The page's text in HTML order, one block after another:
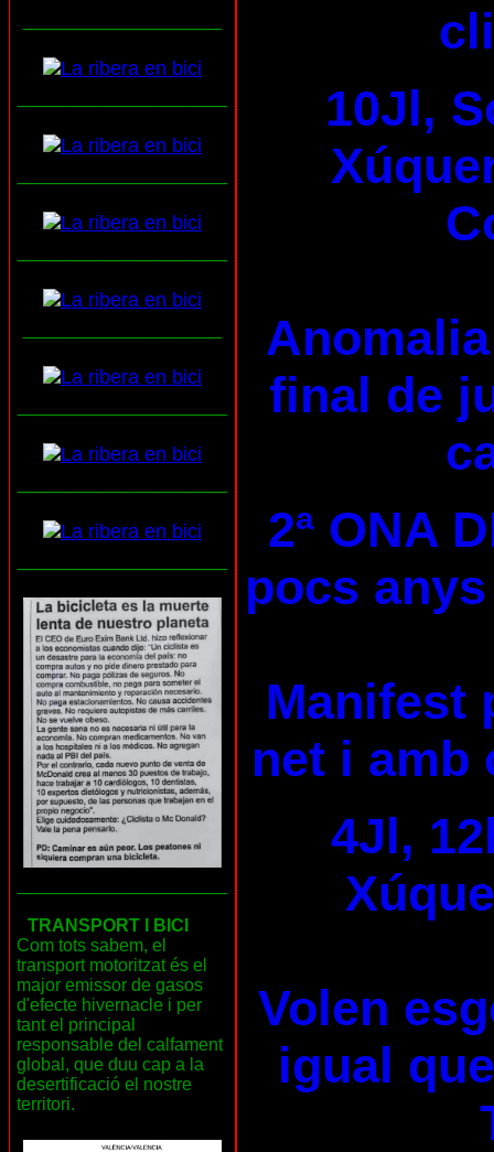
TRANSPORT I BICI
Com tots sabem, el
transport motoritzat és el
major emissor de gasos
d'efecte hivernacle i per
tant el principal
responsable del calfament
global, que duu cap a la
desertificació el nostre
territori.
10Jl,
final de
2ª ONA
pocs
Manifest
net i amb
4Jl,
Volen
igual